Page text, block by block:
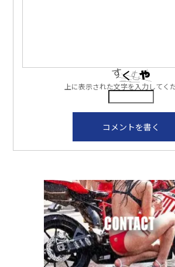
上に表示された文字を入力してく